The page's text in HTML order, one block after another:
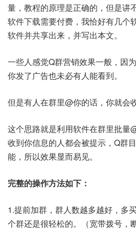
量，教程的原理是正确的，但是讲
软件下载需要付费，我恰好有几个
软件并共享出来，并写出本文。
一些人感觉Q群营销效果一般，因
你发了广告也未必有人能看到。
但是有人在群里@你的话，你就会
这个思路就是利用软件在群里批量
收到你信息的人都会被提示，Q群
能，所以效果显而易见。
完整的操作方法如下：
1.提前加群，群人数越多越好，多
个群还是很轻松的。（宽带拨号，